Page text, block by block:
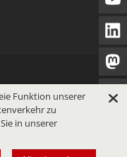
Funktion unserer
zu
in unserer